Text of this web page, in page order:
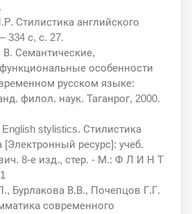
Стилистика английского
с, с. 27.
Семантические,
особенности
русском языке:
филол. наук. Таганрог, 2000.
stylistics. Стилистика
[Электронный ресурс]: учеб.
8-е изд., стер. - М.: Ф Л И Н Т
Бурлакова В.В., Почепцов Г.Г.
современного